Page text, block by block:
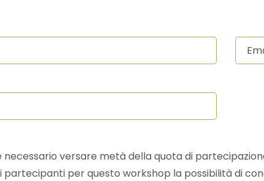
versare metà della quota di
per questo workshop la possibilità di